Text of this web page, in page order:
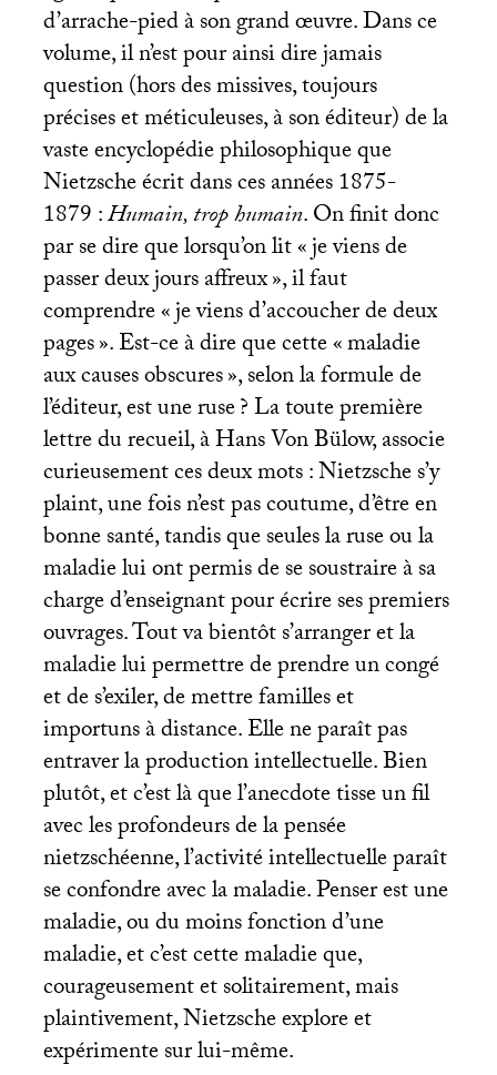
d’arrache-pied à son grand œuvre. Dans ce
volume, il n’est pour ainsi dire jamais
question (hors des missives, toujours
précises et méticuleuses, à son éditeur) de la
vaste encyclopédie philosophique que
Nietzsche écrit dans ces années 1875-
1879 :Humain, trop humain. On finit donc
par se dire que lorsqu’on lit «je viens de
passer deux jours affreux», il faut
comprendre «je viens d’accoucher de deux
pages». Est-ce à dire que cette «maladie
aux causes obscures», selon la formule de
l’éditeur, est une ruse? La toute première
lettre du recueil, à Hans Von Bülow, associe
curieusement ces deux mots : Nietzsche s’y
plaint, une fois n’est pas coutume, d’être en
bonne santé, tandis que seules la ruse ou la
maladie lui ont permis de se soustraire à sa
charge d’enseignant pour écrire ses premiers
ouvrages. Tout va bientôt s’arranger et la
maladie lui permettre de prendre un congé
et de s’exiler, de mettre familles et
importuns à distance. Elle ne paraît pas
entraver la production intellectuelle. Bien
plutôt, et c’est là que l’anecdote tisse un fil
avec les profondeurs de la pensée
nietzschéenne, l’activité intellectuelle paraît
se confondre avec la maladie. Penser est une
maladie, ou du moins fonction d’une
maladie, et c’est cette maladie que,
courageusement et solitairement, mais
plaintivement, Nietzsche explore et
expérimente sur lui-même.